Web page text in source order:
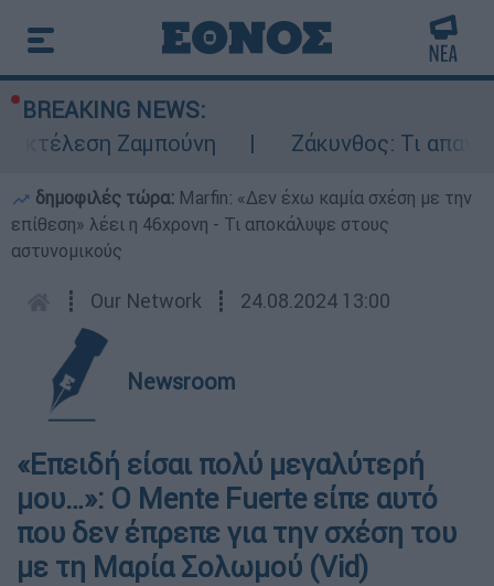
BREAKING NEWS:
Ζαμπούνη
Ζάκυνθος: Τι
δημοφιλές τώρα: Marfin: «Δεν έχω καμία σχέση με την
επίθεση» λέει η 46χρονη - Τι αποκάλυψε στους
αστυνομικούς
┋ Our Network ┋ 24.08.2024 13:00
Newsroom
«Επειδή είσαι πολύ μεγαλύτερή
μου…»: Ο Mente Fuerte είπε αυτό
που δεν έπρεπε για την σχέση του
με τη Μαρία Σολωμού (Vid)